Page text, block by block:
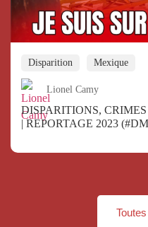
Disparition Mexique
Lionel Camy
DISPARITIONS,
| REPORTAGE 2023